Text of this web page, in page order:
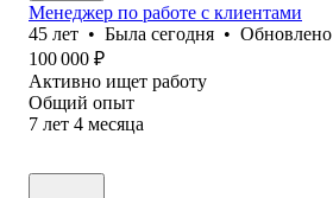
Менеджер по работе с клиентами
45 лет • Была сегодня • Обновлено
100 000 ₽
Активно ищет работу
Общий опыт
7 лет 4 месяца